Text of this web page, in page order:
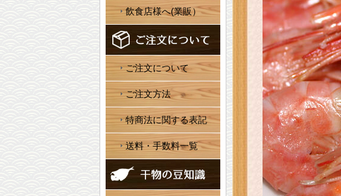
飲食店様へ(業販）
ご注文について
ご注文方法
特商法に関する表記
送料・手数料一覧